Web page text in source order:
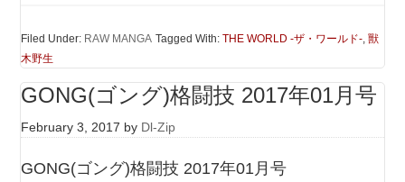
Filed Under: RAW MANGA Tagged With:THE WORLD -ザ・ワールド-,獸
木野生
GONG(ゴング)格闘技 2017年01月号
February 3, 2017 by Dl-Zip
GONG(ゴング)格闘技 2017年01月号